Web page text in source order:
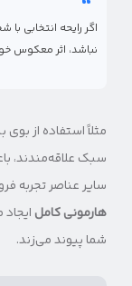
اگر رایحه انتخابی
نباشد، اثر معکوس
مثلاً استفاده از
سبک علاقه‌مندند،
سایر عناصر تجربه
هارمونی کاملایجاد
شما پیوند می‌زند.